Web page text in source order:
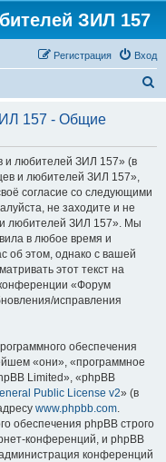
ЗИЛ 157
Вход
Регистрация
с
157 - Общие
и любителей ЗИЛ 157» (в
и любителей ЗИЛ 157»,
согласие со следующими
не заходите и не
любителей ЗИЛ 157». Мы
в любое время и
об этом, однако с вашей
этот текст на
«Форум
исправления
обеспечения
«они», «программное
Limited», «phpBB
Public License v2» (в
www.phpbb.com.
обеспечения phpBB строго
конференций, и phpBB
конференций